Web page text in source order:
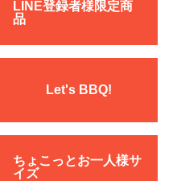
LINE登録者様限定商
品
Let's BBQ!
ちょこっとお一人様サ
イズ